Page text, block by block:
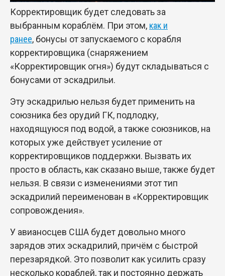
Корректировщик будет следовать за
выбранным кораблём. При этом, как и
ранее, бонусы от запускаемого с корабля
корректировщика (снаряжением
«Корректировщик огня») будут складываться с
бонусами от эскадрильи.
Эту эскадрилью нельзя будет применить на
союзника без орудий ГК, подлодку,
находящуюся под водой, а также союзников, на
которых уже действует усиление от
корректировщиков поддержки. Вызвать их
просто в область, как сказано выше, также будет
нельзя. В связи с изменениями этот тип
эскадрилий переименован в «Корректировщик
сопровождения».
У авианосцев США будет довольно много
зарядов этих эскадрилий, причём с быстрой
перезарядкой. Это позволит как усилить сразу
несколько кораблей, так и постоянно держать